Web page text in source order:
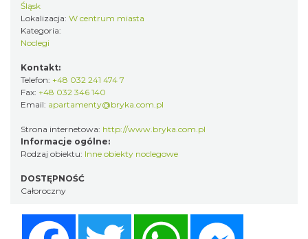
Śląsk
Lokalizacja: W centrum miasta
Kategoria:
Noclegi
Kontakt:
Telefon: +48 032 241 474 7
Fax: +48 032 346 140
Email: apartamenty@bryka.com.pl
Strona internetowa: http://www.bryka.com.pl
Informacje ogólne:
Rodzaj obiektu: Inne obiekty noclegowe
DOSTĘPNOŚĆ
Całoroczny
Twitter WhatsApp